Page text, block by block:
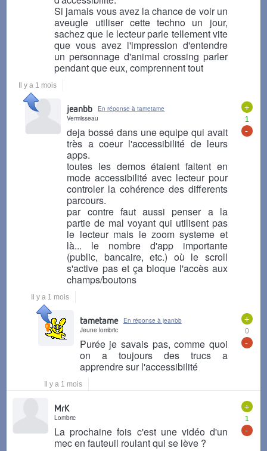
Si jamais vous avez la chance de voir un
aveugle utiliser cette techno un jour,
sachez que le lecteur parle tellement vite
que vous avez l'impression d'entendre
un personnage d'animal crossing parler
pendant que eux, comprennent tout
Il y a 1 mois
+
1
-
jeanbb
En réponse à tametame
Vermisseau
deja bossé dans une equipe qui avait
très a coeur l'accessibilité de leurs
apps.
toutes les demos étaient faitent en
mode accessibilité avec lecteur pour
controler la cohérence des differents
parcours.
par contre faut aussi penser a la
partie de mal voyant qui utilisent pas
le lecteur mais le zoom systeme et
là... le nombre d'app importante
(public, bancaire, etc.) où le scroll
s'active pas et ça bloque l'accès aux
champs/boutons
Il y a 1 mois
+
0
-
tametame
En réponse à jeanbb
Jeune lombric
Purée je savais pas, comme quoi
on a toujours des trucs a
apprendre sur l'accessibilité
Il y a 1 mois
+
1
-
MrK
Lombric
La prochaine fois c'est une vidéo d'un
mec en fauteuil roulant qui se lève ?